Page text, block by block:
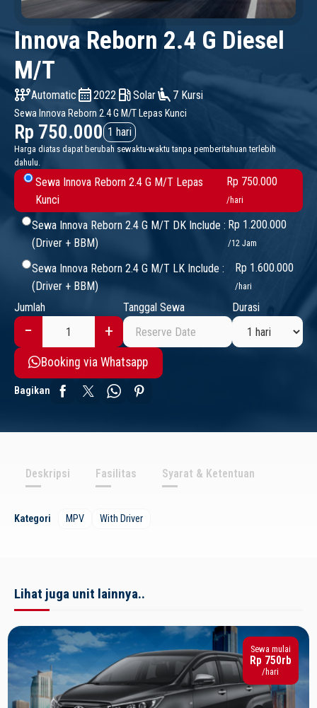
Innova Reborn 2.4 G Diesel
M/T
auto_transmissionAutomatic calendar_month2022 local_gas_stationSolarairline_seat_recline_extra 7 Kursi
Sewa Innova Reborn 2.4 G M/T Lepas Kunci
Rp 750.000 1 hari
Harga diatas dapat berubah sewaktu-waktu tanpa pemberitahuan terlebih
dahulu.
Sewa Innova Reborn 2.4 G M/T Lepas
Kunci
Rp 750.000
/hari
Sewa Innova Reborn 2.4 G M/T DK Include :
(Driver + BBM)
Rp 1.200.000
/12 Jam
Sewa Innova Reborn 2.4 G M/T LK Include :
(Driver + BBM)
Rp 1.600.000
/hari
Jumlah Tanggal Sewa Durasi
Booking via Whatsapp
Bagikan
Deskripsi Fasilitas Syarat & Ketentuan
Kategori MPV With Driver
Lihat juga unit lainnya..
Sewa mulai
Rp 750rb
/hari